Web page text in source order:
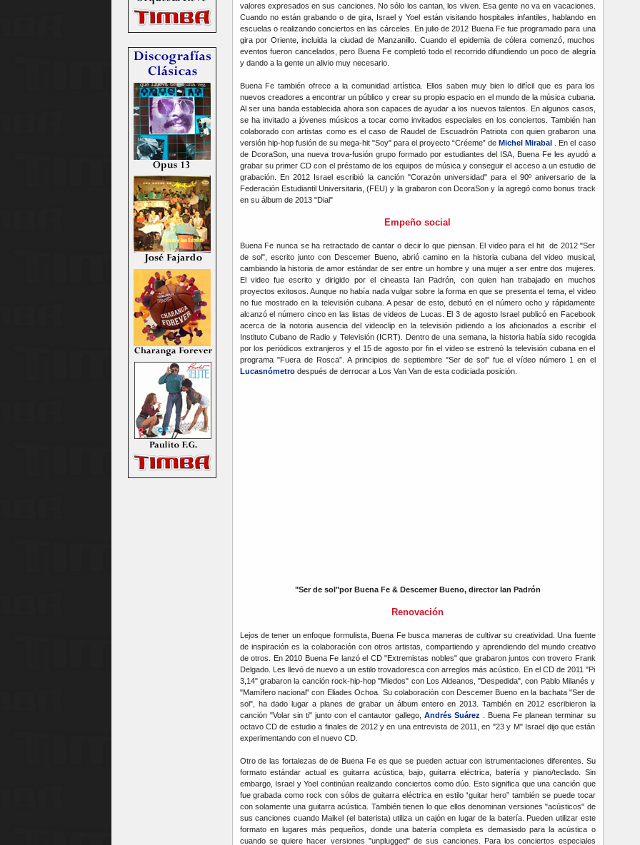
valores expresados en sus canciones. No sólo los cantan, los viven. Esa gente no va en vacaciones.
Cuando no están grabando o de gira, Israel y Yoel están visitando hospitales infantiles, hablando en
escuelas o realizando conciertos en las cárceles. En julio de 2012 Buena Fe fue programado para una
gira por Oriente, incluida la ciudad de Manzanillo. Cuando el epidemia de cólera comenzó, muchos
eventos fueron cancelados, pero Buena Fe completó todo el recorrido difundiendo un poco de alegría
y dando a la gente un alivio muy necesario.
Buena Fe también ofrece a la comunidad artística. Ellos saben muy bien lo difícil que es para los
nuevos creadores a encontrar un público y crear su propio espacio en el mundo de la música cubana.
Al ser una banda establecida ahora son capaces de ayudar a los nuevos talentos. En algunos casos,
se ha invitado a jóvenes músicos a tocar como invitados especiales en los conciertos. También han
colaborado con artistas como es el caso de Raudel de Escuadrón Patriota con quien grabaron una
versión hip-hop fusión de su mega-hit "Soy" para el proyecto “Créeme” deMichel Mirabal . En el caso
de DcoraSon, una nueva trova-fusión grupo formado por estudiantes del ISA, Buena Fe les ayudó a
grabar su primer CD con el préstamo de los equipos de música y conseguir el acceso a un estudio de
grabación. En 2012 Israel escribió la canción "Corazón universidad" para el 90º aniversario de la
Federación Estudiantil Universitaria, (FEU) y la grabaron con DcoraSon y la agregó como bonus track
en su álbum de 2013 "Dial"
Empeño social
Buena Fe nunca se ha retractado de cantar o decir lo que piensan. El video para el hit de 2012 "Ser
de sol", escrito junto con Descemer Bueno, abrió camino en la historia cubana del video musical,
cambiando la historia de amor estándar de ser entre un hombre y una mujer a ser entre dos mujeres.
El video fue escrito y dirigido por el cineasta Ian Padrón, con quien han trabajado en muchos
proyectos exitosos. Aunque no había nada vulgar sobre la forma en que se presenta el tema, el video
no fue mostrado en la televisión cubana. A pesar de esto, debutó en el número ocho y rápidamente
alcanzó el número cinco en las listas de videos de Lucas. El 3 de agosto Israel publicó en Facebook
acerca de la notoria ausencia del videoclip en la televisión pidiendo a los aficionados a escribir el
Instituto Cubano de Radio y Televisión (ICRT). Dentro de una semana, la historia había sido recogida
por los periódicos extranjeros y el 15 de agosto por fin el video se estrenó la televisión cubana en el
programa "Fuera de Rosca”. A principios de septiembre "Ser de sol" fue el vídeo número 1 en el
Lucasnómetrodespués de derrocar a Los Van Van de esta codiciada posición.
"Ser de sol"por Buena Fe & Descemer Bueno, director Ian Padrón
Renovación
Lejos de tener un enfoque formulista, Buena Fe busca maneras de cultivar su creatividad. Una fuente
de inspiración es la colaboración con otros artistas, compartiendo y aprendiendo del mundo creativo
de otros. En 2010 Buena Fe lanzó el CD "Extremistas nobles" que grabaron juntos con trovero Frank
Delgado. Les llevó de nuevo a un estilo trovadoresca con arreglos más acústico. En el CD de 2011 "Pi
3,14" grabaron la canción rock-hip-hop "Miedos" con Los Aldeanos, "Despedida", con Pablo Milanés y
"Mamífero nacional" con Eliades Ochoa. Su colaboración con Descemer Bueno en la bachata "Ser de
sol", ha dado lugar a planes de grabar un álbum entero en 2013. También en 2012 escribieron la
canción "Volar sin ti" junto con el cantautor gallego, Andrés Suárez . Buena Fe planean terminar su
octavo CD de estudio a finales de 2012 y en una entrevista de 2011, en "23 y M" Israel dijo que están
experimentando con el nuevo CD.
Otro de las fortalezas de de Buena Fe es que se pueden actuar con istrumentaciones diferentes. Su
formato estándar actual es guitarra acústica, bajo, guitarra eléctrica, batería y piano/teclado. Sin
embargo, Israel y Yoel continúan realizando conciertos como dúo. Esto significa que una canción que
fue grabada como rock con sólos de guitarra eléctrica en estilo “guitar hero” también se puede tocar
con solamente una guitarra acústica. También tienen lo que ellos denominan versiones "acústicos" de
sus canciones cuando Maikel (el baterista) utiliza un cajón en lugar de la batería. Pueden utilizar este
formato en lugares más pequeños, donde una batería completa es demasiado para la acústica o
cuando se quiere hacer versiones "unplugged" de sus canciones. Para los conciertos especiales